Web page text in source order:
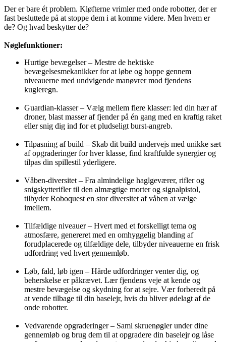
Der er bare ét problem. Kløfterne vrimler med onde robotter, der er
fast besluttede på at stoppe dem i at komme videre. Men hvem er
de? Og hvad beskytter de?
Nøglefunktioner:
Hurtige bevægelser – Mestre de hektiske
bevægelsesmekanikker for at løbe og hoppe gennem
niveauerne med undvigende manøvrer mod fjendens
kugleregn.
Guardian-klasser – Vælg mellem flere klasser: led din hær af
droner, blast masser af fjender på én gang med en kraftig raket
eller snig dig ind for et pludseligt burst-angreb.
Tilpasning af build – Skab dit build undervejs med unikke sæt
af opgraderinger for hver klasse, find kraftfulde synergier og
tilpas din spillestil yderligere.
Våben-diversitet – Fra almindelige haglgeværer, rifler og
snigskytterifler til den almægtige morter og signalpistol,
tilbyder Roboquest en stor diversitet af våben at vælge
imellem.
Tilfældige niveauer – Hvert med et forskelligt tema og
atmosfære, genereret med en omhyggelig blanding af
forudplacerede og tilfældige dele, tilbyder niveauerne en frisk
udfordring ved hvert gennemløb.
Løb, fald, løb igen – Hårde udfordringer venter dig, og
beherskelse er påkrævet. Lær fjendens veje at kende og
mestre bevægelse og skydning for at sejre. Vær forberedt på
at vende tilbage til din baselejr, hvis du bliver ødelagt af de
onde robotter.
Vedvarende opgraderinger – Saml skruenøgler under dine
gennemløb og brug dem til at opgradere din baselejr og låse